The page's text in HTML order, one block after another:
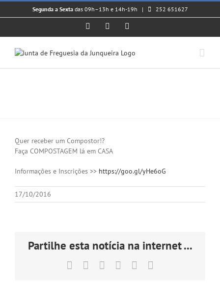
Skip
Segunda a Sextadas 09h–13h e 14h-19h | 252 651627
FacebookInstagram
Image
Quer receber um Compostor!?
Faça COMPOSTAGEM lá em CASA
Informações e Inscrições >> https://goo.gl/yHe6oG
17/10/2016
Partilhe esta notícia na internet ...
Facebook LinkedInTumblrPinterest